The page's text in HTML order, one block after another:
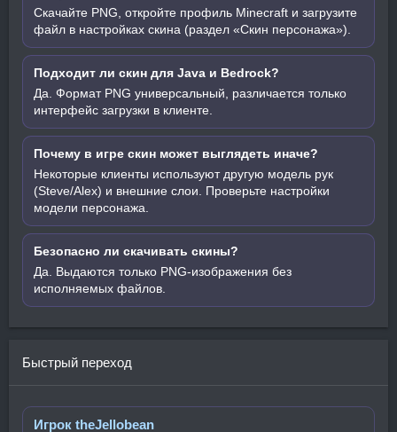
Скачайте PNG, откройте профиль Minecraft и загрузите
файл в настройках скина (раздел «Скин персонажа»).
Подходит ли скин для Java и Bedrock?
Да. Формат PNG универсальный, различается только
интерфейс загрузки в клиенте.
Почему в игре скин может выглядеть иначе?
Некоторые клиенты используют другую модель рук
(Steve/Alex) и внешние слои. Проверьте настройки
модели персонажа.
Безопасно ли скачивать скины?
Да. Выдаются только PNG-изображения без
исполняемых файлов.
Быстрый переход
Игрок theJellobean